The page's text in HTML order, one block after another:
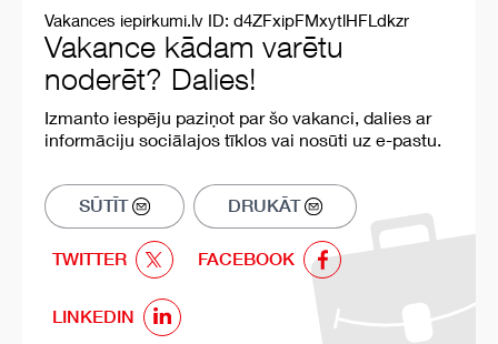
Vakances iepirkumi.lv ID: d4ZFxipFMxytlHFLdkzr
Vakance kādam varētu
noderēt? Dalies!
Izmanto iespēju paziņot par šo vakanci, dalies ar
informāciju sociālajos tīklos vai nosūti uz e-pastu.
SŪTĪT DRUKĀT
TWITTER FACEBOOK
LINKEDIN